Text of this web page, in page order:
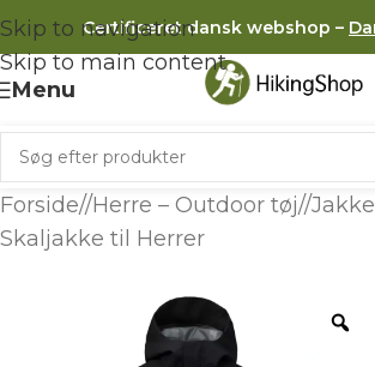
Skip to navigation
Skip to main content
Certificeret dansk webshop –
Menu
Forside/ Herre – Outdoor tøj/
Skaljakke til Herrer